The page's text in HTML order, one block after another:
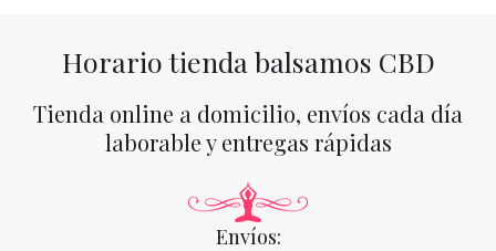
Horario tienda balsamos CBD
Tienda online a domicilio, envíos cada día
laborable y entregas rápidas
Envíos: